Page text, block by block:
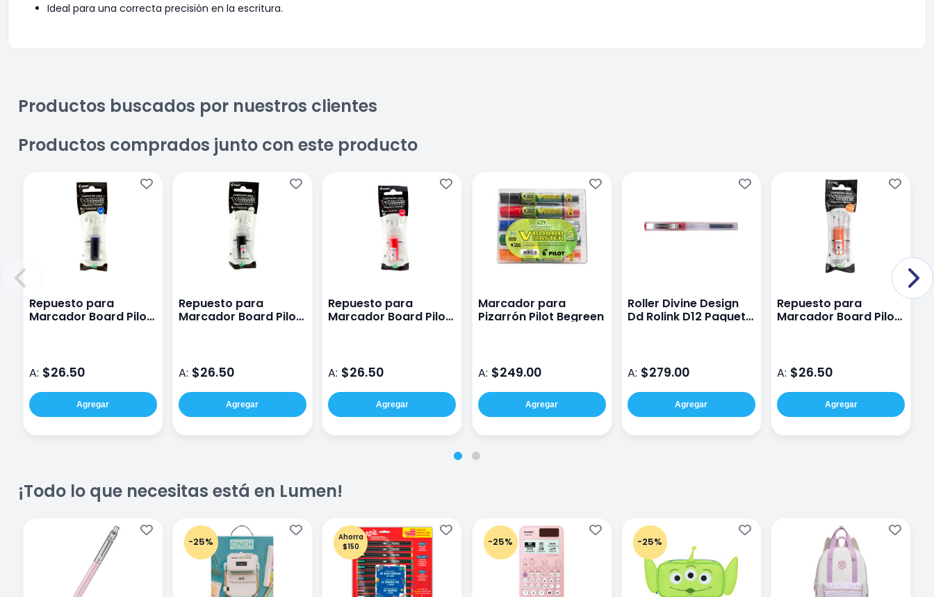
Ideal para una correcta precisión en la escritura.
Productos buscados por nuestros clientes
Productos comprados junto con este producto
Repuesto para
Marcador Board Pilot
A: $26.50
Agregar
Repuesto para
Marcador Board Pilot
A: $26.50
Agregar
Repuesto para
Marcador Board Pilot
A: $26.50
Agregar
Marcador para
Pizarrón Pilot Begreen
A: $249.00
Agregar
Roller Divine Design
Dd Rolink D12 Paquete
A: $279.00
Agregar
Repuesto para
Marcador Board Pilot
A: $26.50
Agregar
¡Todo lo que necesitas está en Lumen!
-25%
Ahorra
$150
-25% -25%